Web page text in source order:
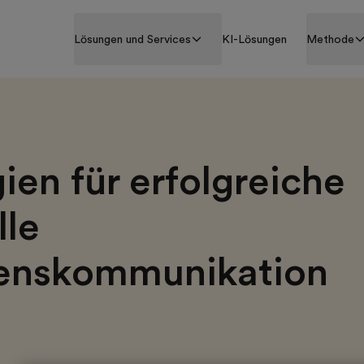
Lösungen und Services KI-Lösungen Methode
für erfolgreiche